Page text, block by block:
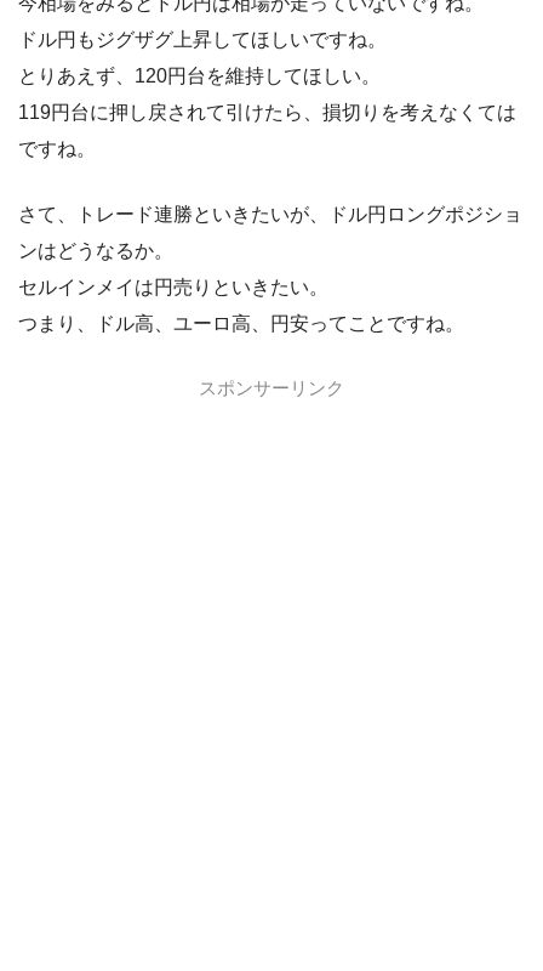
ドル円もジグザグ上昇してほしいですね。
とりあえず、120円台を維持してほしい。
119円台に押し戻されて引けたら、損切りを考えなくては
ですね。
さて、トレード連勝といきたいが、ドル円ロングポジショ
ンはどうなるか。
セルインメイは円売りといきたい。
つまり、ドル高、ユーロ高、円安ってことですね。
スポンサーリンク